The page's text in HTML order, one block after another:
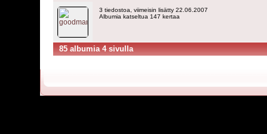
3 tiedostoa, viimeisin lisätty 22.06.2007
Albumia katseltua 147 kertaa
85 albumia 4 sivulla